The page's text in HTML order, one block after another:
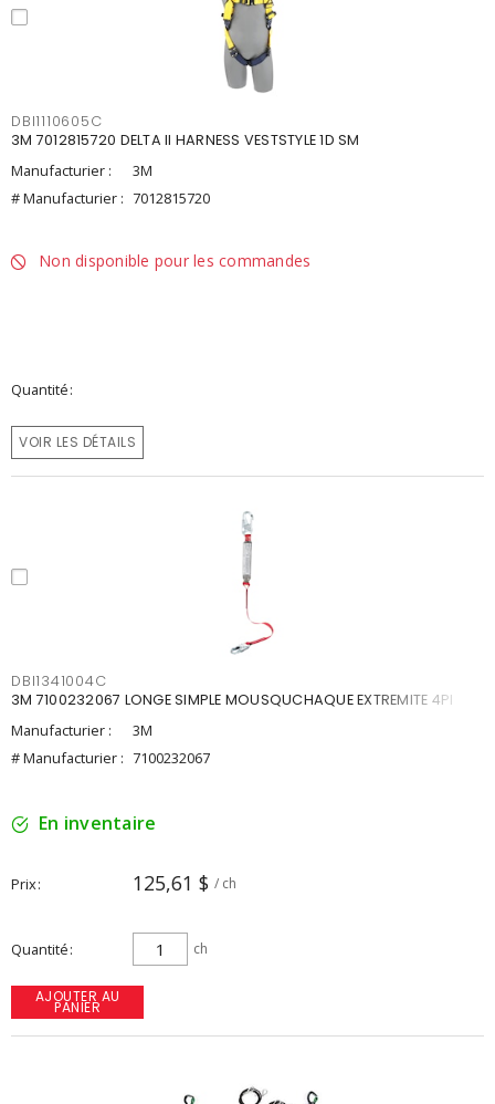
DBI1110605C
3M 7012815720 DELTA II HARNESS VESTSTYLE 1D SM
Manufacturier :
3M
# Manufacturier : 7012815720
Non disponible pour les commandes
Quantité
VOIR LES DÉTAILS
DBI1341004C
3M 7100232067 LONGE SIMPLE MOUSQUCHAQUE EXTREMITE 4PI
Manufacturier :
3M
# Manufacturier : 7100232067
En inventaire
Prix 125,61 $ / ch
Quantité ch
AJOUTER AU
PANIER